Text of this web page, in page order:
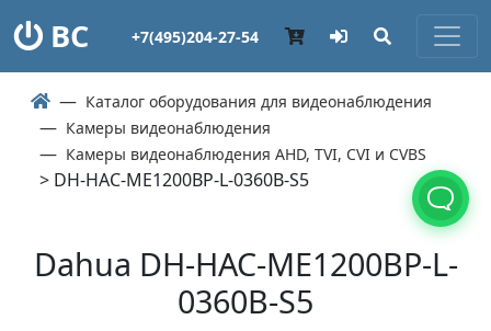
ВС +7(495)204-27-54
Каталог оборудования для видеонаблюдения
Камеры видеонаблюдения
Камеры видеонаблюдения AHD, TVI, CVI и CVBS
> DH-HAC-ME1200BP-L-0360B-S5
Dahua DH-HAC-ME1200BP-L-
0360B-S5